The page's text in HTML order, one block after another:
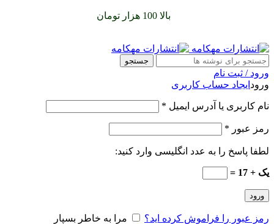
بالا 100 هزار تومان
جستجو
ورود / ثبت نام
ورود ایجاد حساب کاربری
نام کاربری یا آدرس ایمیل *
رمز عبور *
لطفا پاسخ را به عدد انگلیسی وارد کنید:
یک + 17 =
ورود
رمز عبور را فراموش کرده اید؟ مرا به خاطر بسپار